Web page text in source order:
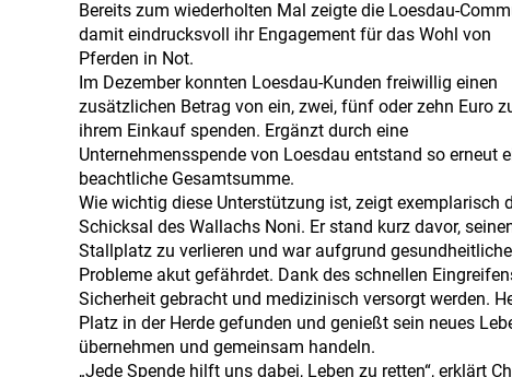
Bereits zum wiederholten Mal zeigte die Loesdau-
damit eindrucksvoll ihr Engagement für das Wohl von
Pferden in Not.
Im Dezember konnten Loesdau-Kunden freiwillig einen
zusätzlichen Betrag von ein, zwei, fünf oder zehn Euro
ihrem Einkauf spenden. Ergänzt durch eine
Unternehmensspende von Loesdau entstand so erneut
beachtliche Gesamtsumme.
Wie wichtig diese Unterstützung ist, zeigt exemplarisch
Schicksal des Wallachs Noni. Er stand kurz davor,
Stallplatz zu verlieren und war aufgrund
Probleme akut gefährdet. Dank des schnellen
Sicherheit gebracht und medizinisch versorgt werden.
Platz in der Herde gefunden und genießt sein neues
übernehmen und gemeinsam handeln.
„Jede Spende hilft uns dabei, Leben zu retten“, erklärt